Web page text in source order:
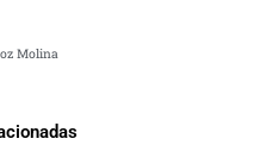
Molina